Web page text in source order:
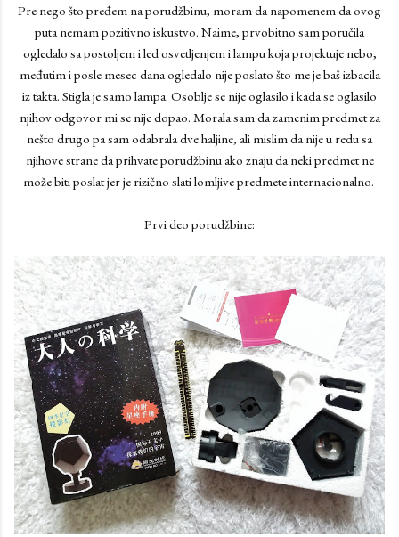
Pre nego što pređem na porudžbinu, moram da napomenem da ovog
puta nemam pozitivno iskustvo. Naime, prvobitno sam poručila
ogledalo sa postoljem i led osvetljenjem i lampu koja projektuje nebo,
međutim i posle mesec dana ogledalo nije poslato što me je baš izbacila
iz takta. Stigla je samo lampa. Osoblje se nije oglasilo i kada se oglasilo
njihov odgovor mi se nije dopao. Morala sam da zamenim predmet za
nešto drugo pa sam odabrala dve haljine, ali mislim da nije u redu sa
njihove strane da prihvate porudžbinu ako znaju da neki predmet ne
može biti poslat jer je rizično slati lomljive predmete internacionalno.
Prvi deo porudžbine: